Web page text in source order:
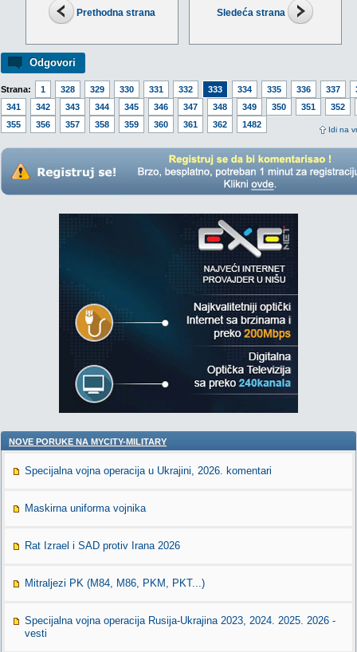
Prethodna strana Sledeća strana
Odgovori
Strana: 1 328 329 330 331 332 333 334 335 336 337
341
342 343 344 345 346 347 348 349 350 351
352
355
356 357 358 359 360 361 362 1482
Idi na
NOVE PORUKE NA MYCITY-MILITARY
Specijalna vojna operacija u Ukrajini, 2026. komentari
Maskirna uniforma vojnika
Rat Izrael i SAD protiv Irana 2026
Mitraljezi PK (M84, M86, PKM, PKT...)
Specijalna vojna operacija Rusija-Ukrajina 2023, 2024. 2025. 2026 -
vesti